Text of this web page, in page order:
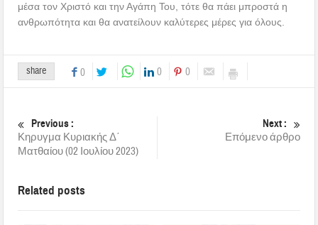
μέσα τον Χριστό και την Αγάπη Του, τότε θα πάει μπροστά η
ανθρωπότητα και θα ανατείλουν καλύτερες μέρες για όλους.
share 0 0 0
Previous :
Κηρυγμα Κυριακής Δ΄
Ματθαίου (02 Ιουλίου 2023)
Next :
Επόμενο άρθρο
Related posts